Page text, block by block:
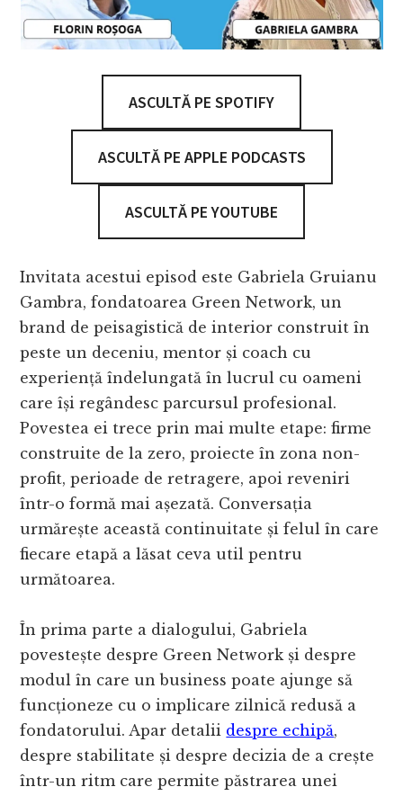
ASCULTĂ PE SPOTIFY
ASCULTĂ PE APPLE PODCASTS
ASCULTĂ PE YOUTUBE
Invitata acestui episod este Gabriela Gruianu
Gambra, fondatoarea Green Network, un
brand de peisagistică de interior construit în
peste un deceniu, mentor și coach cu
experiență îndelungată în lucrul cu oameni
care își regândesc parcursul profesional.
Povestea ei trece prin mai multe etape: firme
construite de la zero, proiecte în zona non-
profit, perioade de retragere, apoi reveniri
într-o formă mai așezată. Conversația
urmărește această continuitate și felul în care
fiecare etapă a lăsat ceva util pentru
următoarea.
În prima parte a dialogului, Gabriela
povestește despre Green Network și despre
modul în care un business poate ajunge să
funcționeze cu o implicare zilnică redusă a
fondatorului. Apar detalii despre echipă,
despre stabilitate și despre decizia de a crește
într-un ritm care permite păstrarea unei